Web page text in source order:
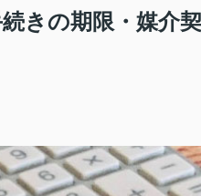
きの期限・媒介